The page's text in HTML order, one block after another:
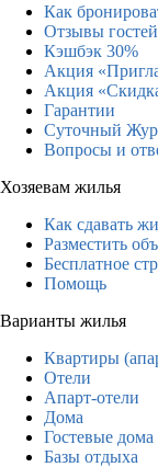
Как
Отзывы гостей
Кэшбэк 30%
Акция
Акция
Гарантии
Суточный
Вопросы и
Хозяевам жилья
Как сдавать
Разместить
Бесплатное
Помощь
Варианты жилья
Квартиры
Отели
Апарт-отели
Дома
Гостевые дома
Базы отдыха